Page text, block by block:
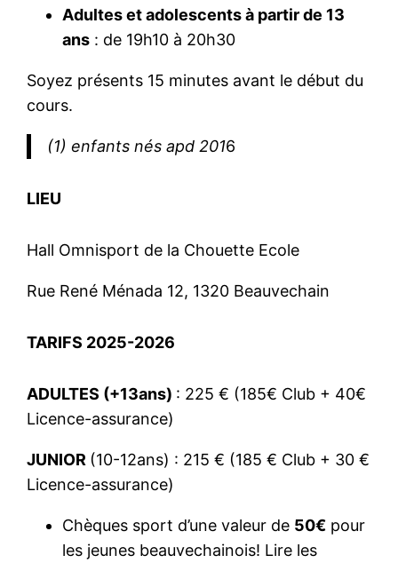
Adultes et adolescents à partir de 13
ans : de 19h10 à 20h30
Soyez présents 15 minutes avant le début du
cours.
(1) enfants nés apd 2016
LIEU
Hall Omnisport de la Chouette Ecole
Rue René Ménada 12, 1320 Beauvechain
TARIFS 2025-2026
ADULTES (+13ans) : 225 € (185€ Club + 40€
Licence-assurance)
JUNIOR (10-12ans) : 215 € (185 € Club + 30 €
Licence-assurance)
Chèques sport d’une valeur de 50€ pour
les jeunes beauvechainois! Lire les